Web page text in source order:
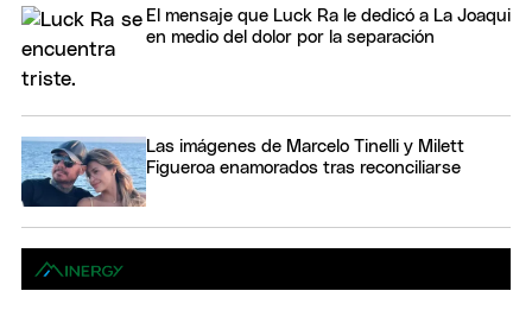
El mensaje que Luck Ra le dedicó a La Joaqui
en medio del dolor por la separación
Las imágenes de Marcelo Tinelli y Milett
Figueroa enamorados tras reconciliarse